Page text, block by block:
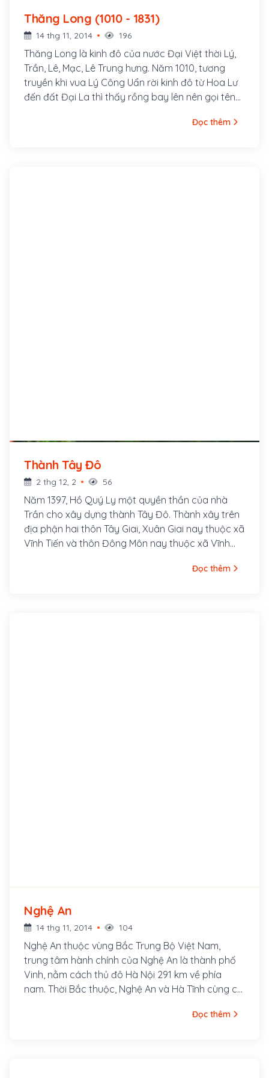
Thăng Long (1010 - 1831)
14 thg 11, 2014 196
Thăng Long là kinh đô của nước Đại Việt thời Lý,
Trần, Lê, Mạc, Lê Trung hưng. Năm 1010, tương
truyền khi vua Lý Công Uẩn rời kinh đô từ Hoa Lư
đến đất Đại La thì thấy rồng bay lên nên gọi tên
Đọc thêm
Thành Tây Đô
2 thg 12, 2 56
Năm 1397, Hồ Quý Ly một quyền thần của nhà
Trần cho xây dựng thành Tây Đô. Thành xây trên
địa phận hai thôn Tây Giai, Xuân Giai nay thuộc xã
Vĩnh Tiến và thôn Đông Môn nay thuộc xã Vĩnh
Đọc thêm
Nghệ An
14 thg 11, 2014 104
Nghệ An thuộc vùng Bắc Trung Bộ Việt Nam,
trung tâm hành chính của Nghệ An là thành phố
Vinh, nằm cách thủ đô Hà Nội 291 km về phía
nam. Thời Bắc thuộc, Nghệ An và Hà Tĩnh cùng có
Nghệ An châu, có tên là xứ Nghệ vào năm 1490,
Đọc thêm